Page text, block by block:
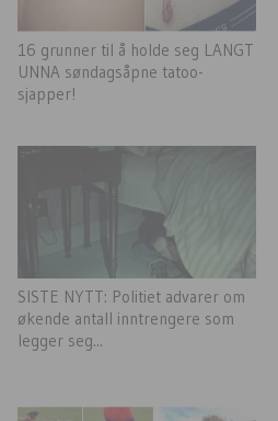
16 grunner til å holde seg LANGT
UNNA søndagsåpne tatoo-
sjapper!
SISTE NYTT: Politiet advarer om
økende antall inntrengere som
legger seg...